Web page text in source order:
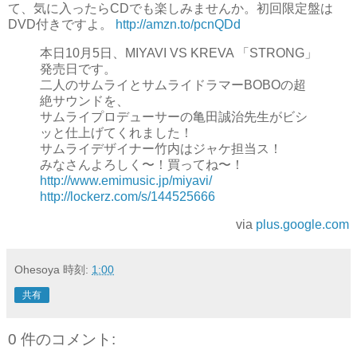
て、気に入ったらCDでも楽しみませんか。初回限定盤は
DVD付きですよ。
http://amzn.to/pcnQDd
本日10月5日、MIYAVI VS KREVA 「STRONG」
発売日です。
二人のサムライとサムライドラマーBOBOの超
絶サウンドを、
サムライプロデューサーの亀田誠治先生がビシ
ッと仕上げてくれました！
サムライデザイナー竹内はジャケ担当ス！
みなさんよろしく〜！買ってね〜！
http://www.emimusic.jp/miyavi/
http://lockerz.com/s/144525666
via plus.google.com
Ohesoya 時刻: 1:00
共有
0 件のコメント: